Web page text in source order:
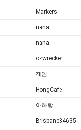
Markers
nana
nana
ozwrecker
제임
HongCafe
아하핳
Brisbane84635